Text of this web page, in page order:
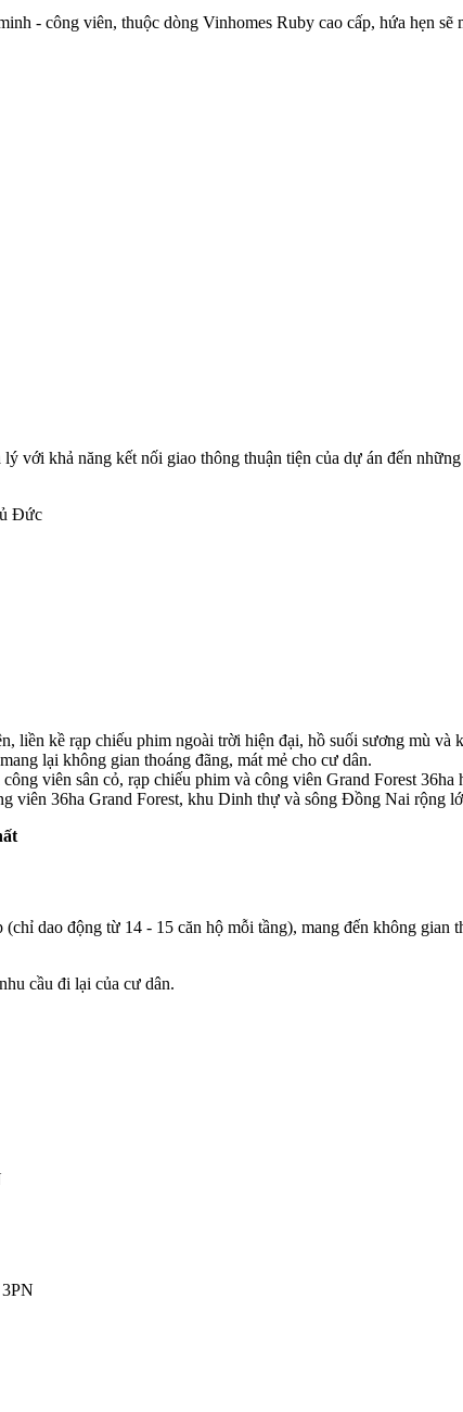
- công viên, thuộc dòng Vinhomes Ruby cao cấp, hứa hẹn sẽ
khả năng kết nối giao thông thuận tiện của dự án đến
Đức
liền kề rạp chiếu phim ngoài trời hiện đại, hồ suối sương mù và
lại không gian thoáng đãng, mát mẻ cho cư dân.
viên sân cỏ, rạp chiếu phim và công viên Grand Forest
viên 36ha Grand Forest, khu Dinh thự và sông Đồng Nai rộng
dao động từ 14 - 15 căn hộ mỗi tầng), mang đến không gian
cầu đi lại của cư dân.